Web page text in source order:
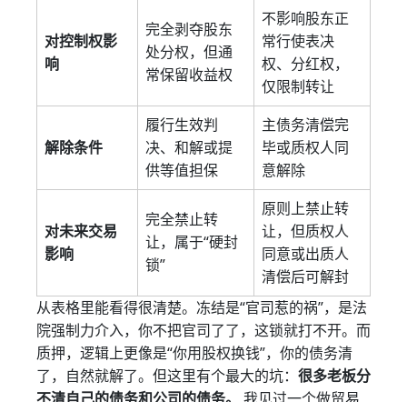
对控制权影
响
完全剥夺股东
处分权，但通
常保留收益权
不影响股东正
常行使表决
权、分红权，
仅限制转让
解除条件
履行生效判
决、和解或提
供等值担保
主债务清偿完
毕或质权人同
意解除
对未来交易
影响
完全禁止转
让，属于“硬封
锁”
原则上禁止转
让，但质权人
同意或出质人
清偿后可解封
从表格里能看得很清楚。冻结是“官司惹的祸”，是法
院强制力介入，你不把官司了了，这锁就打不开。而
质押，逻辑上更像是“你用股权换钱”，你的债务清
了，自然就解了。但这里有个最大的坑： 很多老板分